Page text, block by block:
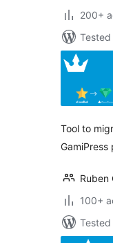
200+
Tool to
GamiPress
Ruben
100+